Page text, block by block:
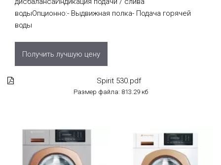
водыОпционно:- Выдвижная полка- Подача горячей
воды
Получить лучшую цену
Spirit 530.pdf
Размер файла: 813.29 кб